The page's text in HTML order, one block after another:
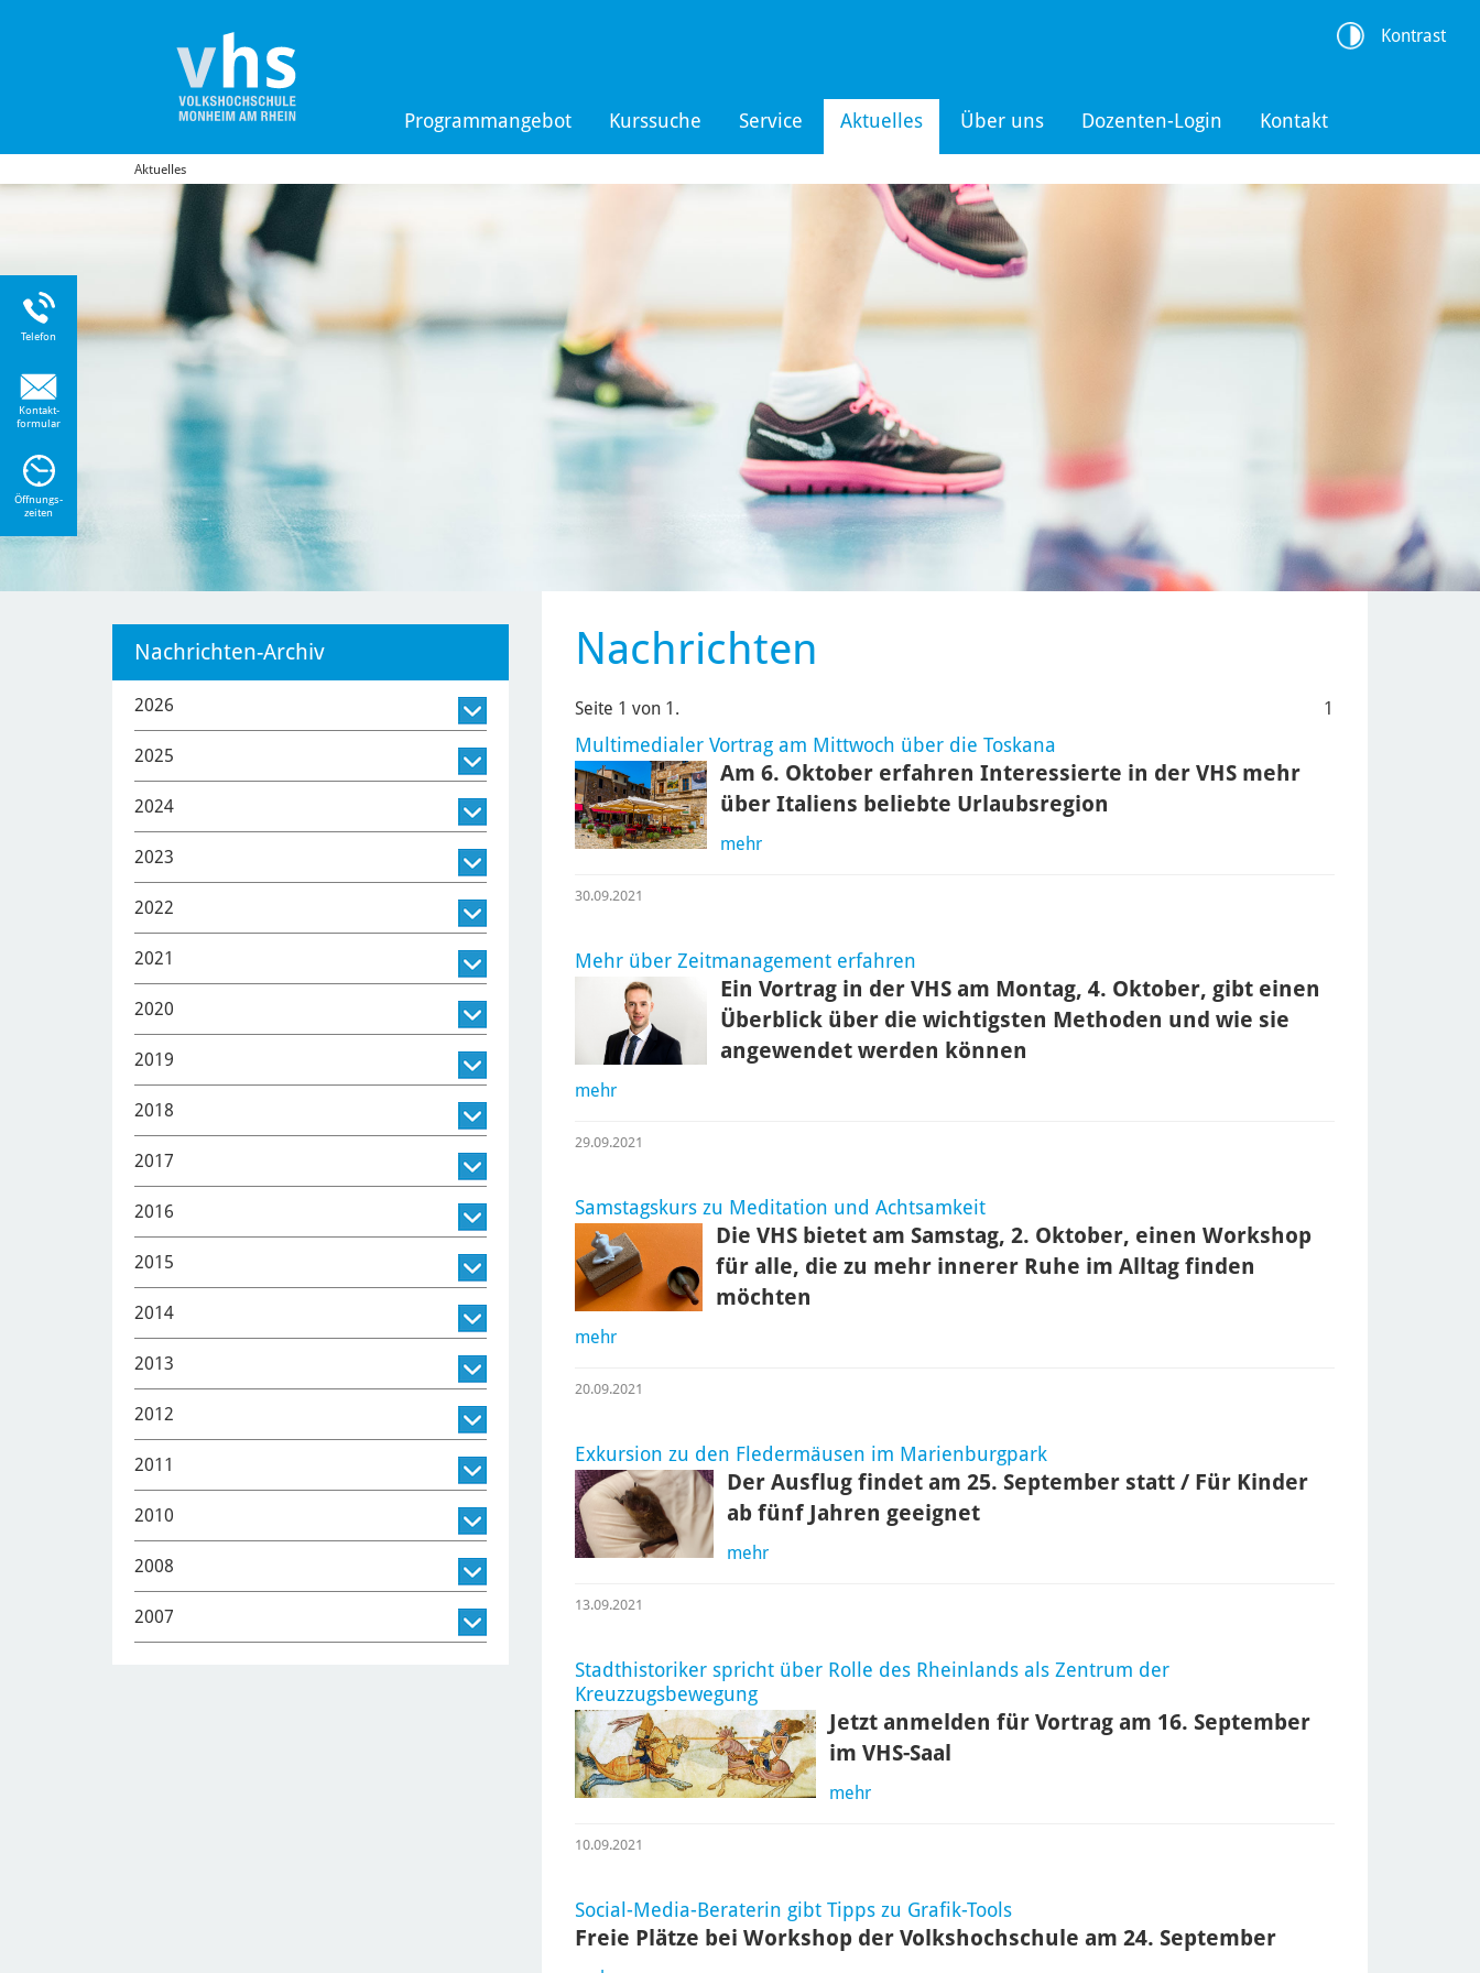
Programmangebot Kurssuche Service Aktuelles Über uns Dozenten-Login Kontakt
Kontrast
Aktuelles
Nachrichten
Seite 1 von 1. 1
Multimedialer Vortrag am Mittwoch über die Toskana
Am 6. Oktober erfahren Interessierte in der VHS mehr
über Italiens beliebte Urlaubsregion
mehr
30.09.2021
Mehr über Zeitmanagement erfahren
Ein Vortrag in der VHS am Montag, 4. Oktober, gibt einen
Überblick über die wichtigsten Methoden und wie sie
angewendet werden können
mehr
29.09.2021
Samstagskurs zu Meditation und Achtsamkeit
Die VHS bietet am Samstag, 2. Oktober, einen Workshop
für alle, die zu mehr innerer Ruhe im Alltag finden
möchten
mehr
20.09.2021
Exkursion zu den Fledermäusen im Marienburgpark
Der Ausflug findet am 25. September statt / Für Kinder
ab fünf Jahren geeignet
mehr
13.09.2021
Stadthistoriker spricht über Rolle des Rheinlands als Zentrum der
Kreuzzugsbewegung
Jetzt anmelden für Vortrag am 16. September
im VHS-Saal
mehr
10.09.2021
Social-Media-Beraterin gibt Tipps zu Grafik-Tools
Freie Plätze bei Workshop der Volkshochschule am 24. September
Nachrichten-Archiv
2026
2025
2024
2023
2022
2021
2020
2019
2018
2017
2016
2015
2014
2013
2012
2011
2010
2008
2007
Telefon
Kontakt-
formular
Öffnungs-
zeiten